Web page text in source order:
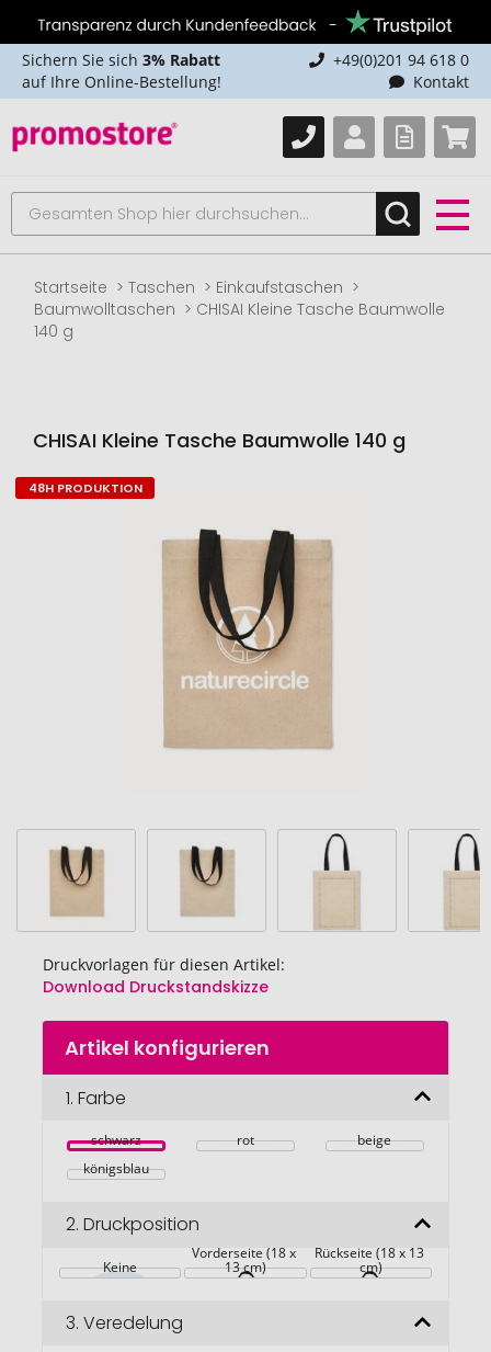
Sichern Sie sich 3% Rabatt
auf Ihre Online-Bestellung!
+49(0)201 94 618 0
Kontakt
Startseite Taschen
Einkaufstaschen
Baumwolltaschen
CHISAI Kleine Tasche Baumwolle
140 g
CHISAI Kleine Tasche Baumwolle 140 g
Zum
Druckvorlagen für diesen Artikel:
Download Druckstandskizze
Zum
Anfang
Bildgalerie
48H PRODUKTION
Artikel konfigurieren
1. Farbe
schwarz rot
beige
königsblau
2. Druckposition
Keine
Vorderseite (18 x
13 cm)
Rückseite (18 x 13
cm)
3. Veredelung